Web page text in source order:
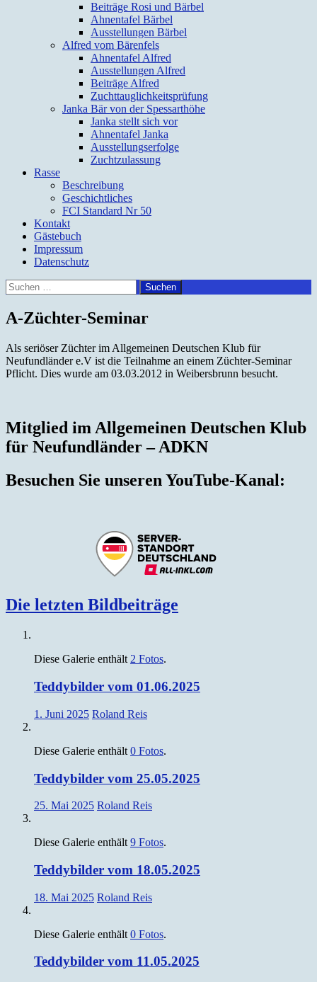
Beiträge Rosi und Bärbel
Ahnentafel Bärbel
Ausstellungen Bärbel
Alfred vom Bärenfels
Ahnentafel Alfred
Ausstellungen Alfred
Beiträge Alfred
Zuchttauglichkeitsprüfung
Janka Bär von der Spessarthöhe
Janka stellt sich vor
Ahnentafel Janka
Ausstellungserfolge
Zuchtzulassung
Rasse
Beschreibung
Geschichtliches
FCI Standard Nr 50
Kontakt
Gästebuch
Impressum
Datenschutz
Suchen
nach:
A-Züchter-Seminar
Als seriöser Züchter im Allgemeinen Deutschen Klub für
Neufundländer e.V ist die Teilnahme an einem Züchter-Seminar
Pflicht. Dies wurde am 03.03.2012 in Weibersbrunn besucht.
Mitglied im Allgemeinen Deutschen Klub
für Neufundländer – ADKN
Besuchen Sie unseren YouTube-Kanal:
Die letzten Bildbeiträge
Diese Galerie enthält 2 Fotos.
Teddybilder vom 01.06.2025
1. Juni 2025 Roland Reis
Diese Galerie enthält 0 Fotos.
Teddybilder vom 25.05.2025
25. Mai 2025 Roland Reis
Diese Galerie enthält 9 Fotos.
Teddybilder vom 18.05.2025
18. Mai 2025 Roland Reis
Diese Galerie enthält 0 Fotos.
Teddybilder vom 11.05.2025